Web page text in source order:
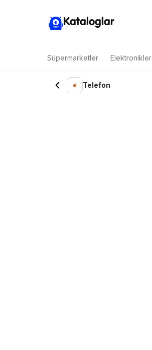
Kataloglar
Süpermarketler Elektronikler
Telefon